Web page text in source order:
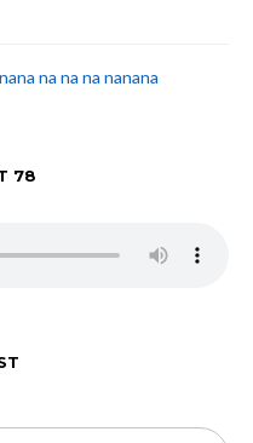
na na na nanana
78